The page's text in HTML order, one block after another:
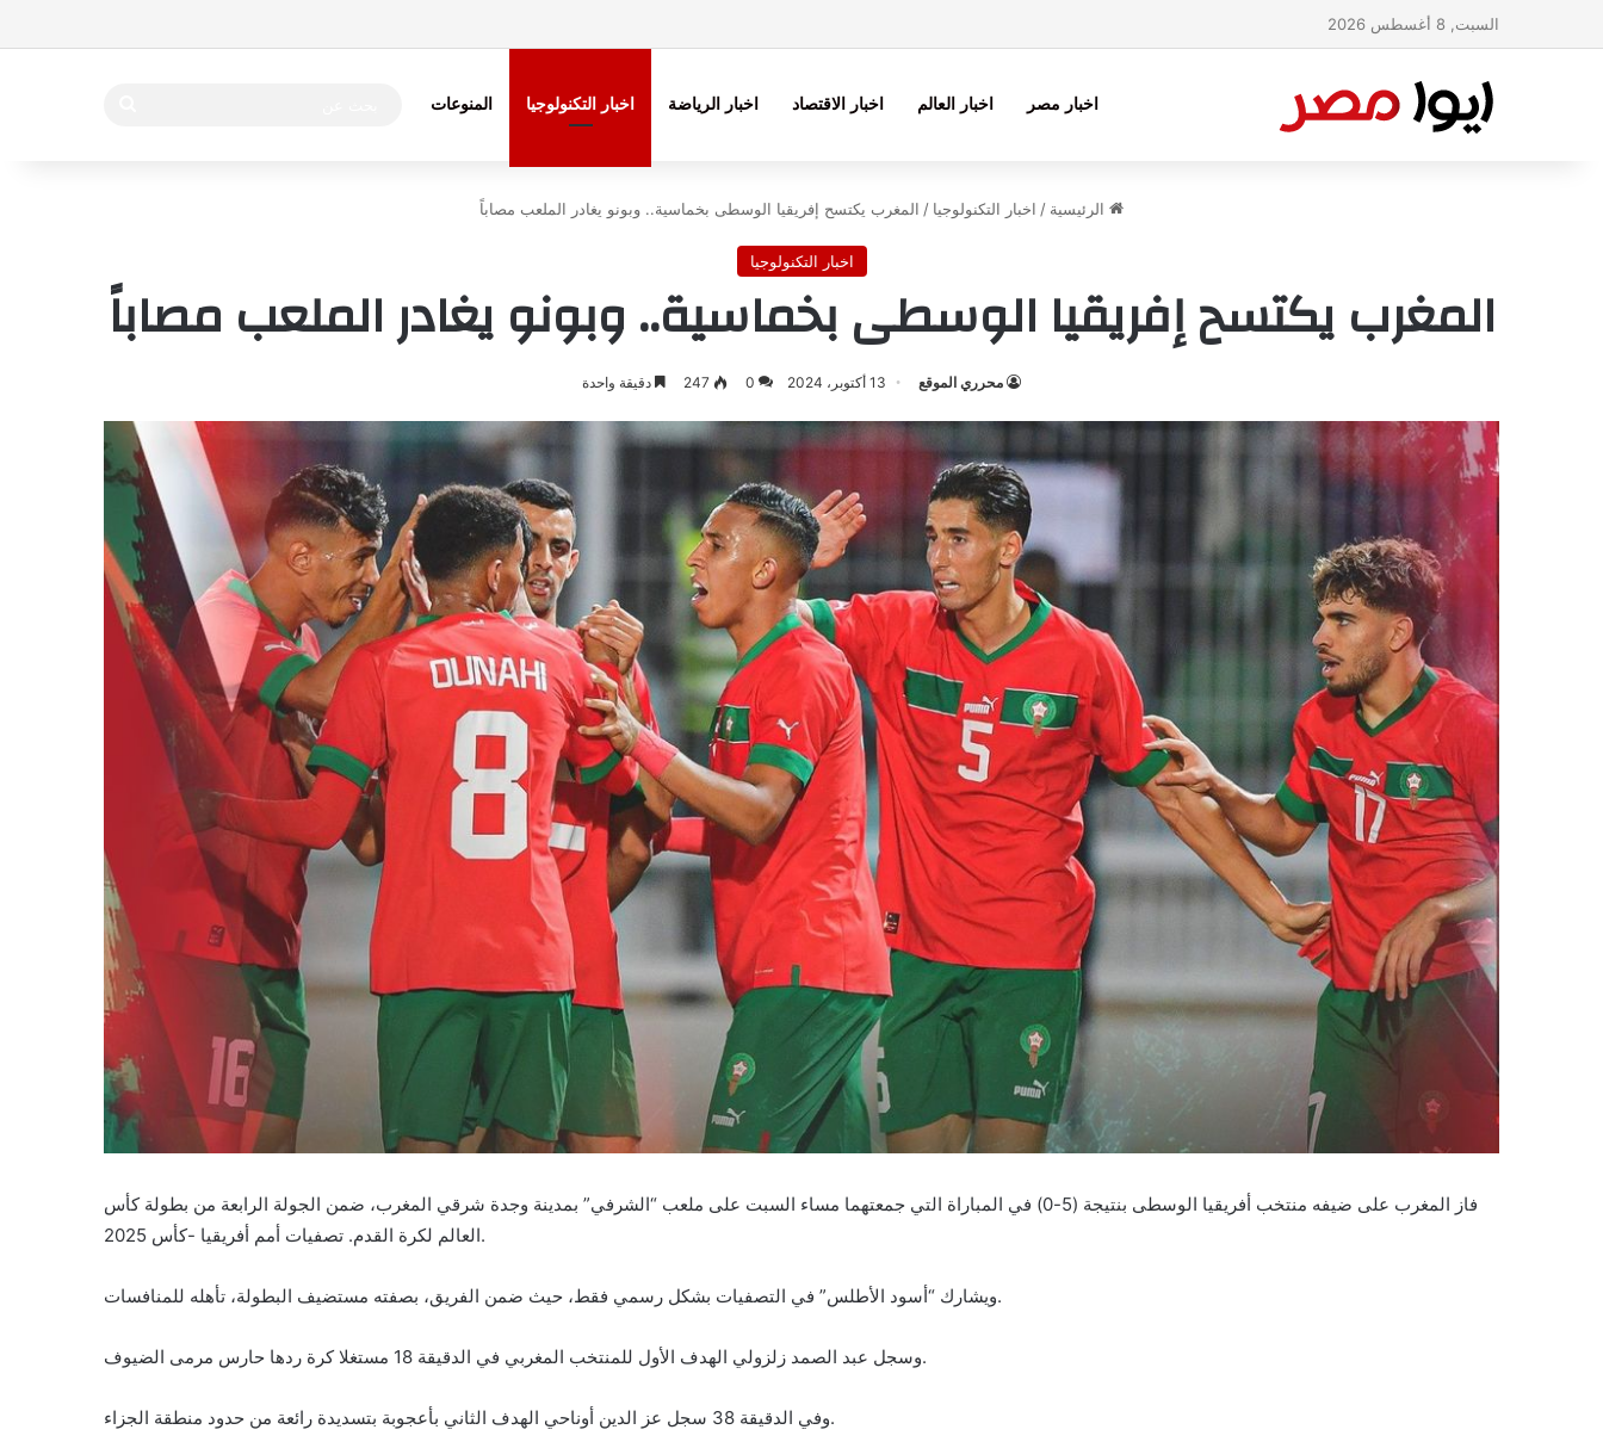
السبت, 8 أغسطس 2026
اخبار مصر اخبار العالم اخبار الاقتصاد اخبار الرياضة اخبار التكنولوجيا المنوعات
الرئيسية / اخبار التكنولوجيا / المغرب يكتسح إفريقيا الوسطى بخماسية.. وبونو يغادر الملعب مصاباً
اخبار التكنولوجيا
المغرب يكتسح إفريقيا الوسطى بخماسية.. وبونو يغادر الملعب مصاباً
محرري الموقع 13 أكتوبر، 2024 0
247 دقيقة واحدة
فاز المغرب على ضيفه منتخب أفريقيا الوسطى بنتيجة (5-0) في المباراة التي جمعتهما مساء السبت على ملعب “الشرفي” بمدينة وجدة شرقي المغرب، ضمن الجولة الرابعة من بطولة كأس
العالم لكرة القدم. تصفيات أمم أفريقيا -كأس 2025.
ويشارك “أسود الأطلس” في التصفيات بشكل رسمي فقط، حيث ضمن الفريق، بصفته مستضيف البطولة، تأهله للمنافسات.
وسجل عبد الصمد زلزولي الهدف الأول للمنتخب المغربي في الدقيقة 18 مستغلا كرة ردها حارس مرمى الضيوف.
وفي الدقيقة 38 سجل عز الدين أوناحي الهدف الثاني بأعجوبة بتسديدة رائعة من حدود منطقة الجزاء.